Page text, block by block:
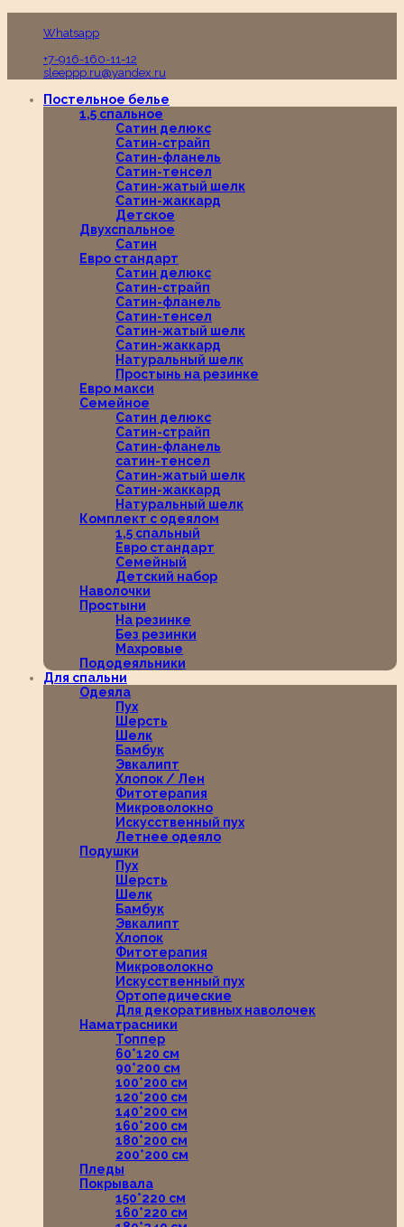
Whatsapp
+7-916-160-11-12
sleeppp.ru@yandex.ru
Постельное белье
1,5 спальное
Сатин делюкс
Сатин-страйп
Сатин-фланель
Сатин-тенсел
Сатин-жатый шелк
Сатин-жаккард
Детское
Двухспальное
Сатин
Евро стандарт
Сатин делюкс
Сатин-страйп
Сатин-фланель
Сатин-тенсел
Сатин-жатый шелк
Сатин-жаккард
Натуральный шелк
Простынь на резинке
Евро макси
Семейное
Сатин делюкс
Сатин-страйп
Сатин-фланель
сатин-тенсел
Сатин-жатый шелк
Сатин-жаккард
Натуральный шелк
Комплект с одеялом
1,5 спальный
Евро стандарт
Семейный
Детский набор
Наволочки
Простыни
На резинке
Без резинки
Махровые
Пододеяльники
Для спальни
Одеяла
Пух
Шерсть
Шелк
Бамбук
Эвкалипт
Хлопок / Лен
Фитотерапия
Микроволокно
Искусственный пух
Летнее одеяло
Подушки
Пух
Шерсть
Шелк
Бамбук
Эвкалипт
Хлопок
Фитотерапия
Микроволокно
Искусственный пух
Ортопедические
Для декоративных наволочек
Наматрасники
Топпер
60*120 см
90*200 см
100*200 см
120*200 см
140*200 см
160*200 см
180*200 см
200*200 см
Пледы
Покрывала
150*220 см
160*220 см